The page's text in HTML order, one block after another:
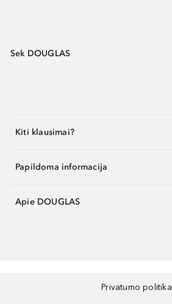
Sek DOUGLAS
Kiti klausimai?
Papildoma informacija
Apie DOUGLAS
Privatumo politika